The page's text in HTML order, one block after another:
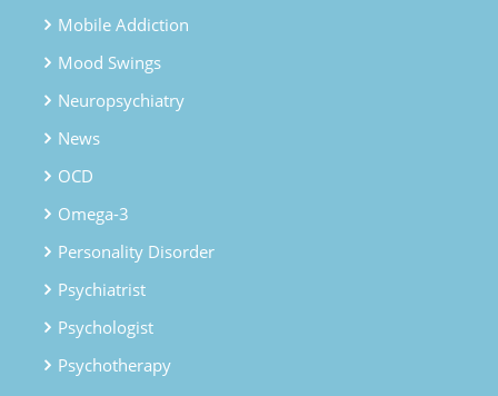
Mobile Addiction
Mood Swings
Neuropsychiatry
News
OCD
Omega-3
Personality Disorder
Psychiatrist
Psychologist
Psychotherapy